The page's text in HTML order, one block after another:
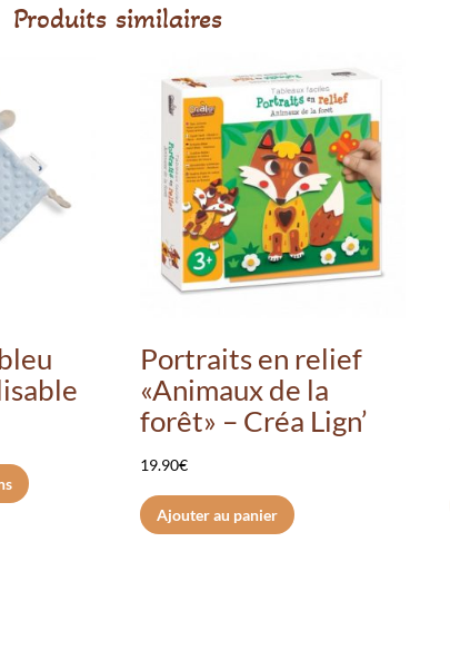
Produits similaires
produit
Portraits en relief
«Animaux de la
forêt» – Créa Lign’
19.90€
Ajouter au panier